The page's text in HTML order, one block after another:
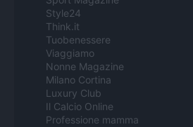
Style24
Think.it
Tuobenessere
Viaggiamo
Nonne Magazine
Milano Cortina
Luxury Club
Il Calcio Online
Professione mamma